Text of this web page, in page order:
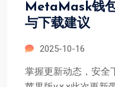
MetaMask钱
与下载建议
2025-10-16
掌握更新动态，安